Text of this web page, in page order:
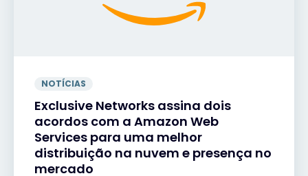
NOTÍCIAS
Exclusive Networks assina dois
acordos com a Amazon Web
Services para uma melhor
distribuição na nuvem e presença no
mercado